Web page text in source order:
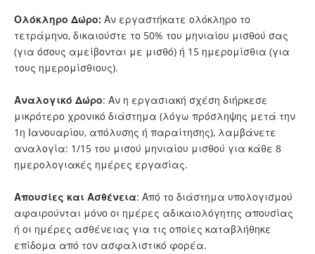
Ολόκληρο Δώρο: Αν εργαστήκατε ολόκληρο το
τετράμηνο, δικαιούστε το 50% του μηνιαίου μισθού σας
(για όσους αμείβονται με μισθό) ή 15 ημερομίσθια (για
τους ημερομίσθιους).
Αναλογικό Δώρο: Αν η εργασιακή σχέση διήρκεσε
μικρότερο χρονικό διάστημα (λόγω πρόσληψης μετά την
1η Ιανουαρίου, απόλυσης ή παραίτησης), λαμβάνετε
αναλογία: 1/15 του μισού μηνιαίου μισθού για κάθε 8
ημερολογιακές ημέρες εργασίας.
Απουσίες και Ασθένεια: Από το διάστημα υπολογισμού
αφαιρούνται μόνο οι ημέρες αδικαιολόγητης απουσίας
ή οι ημέρες ασθένειας για τις οποίες καταβλήθηκε
επίδομα από τον ασφαλιστικό φορέα.